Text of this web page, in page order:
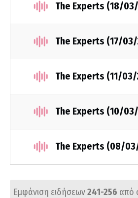
The Experts (18/
The Experts (17/
The Experts (11/
The Experts (10/
The Experts (08/
Εμφάνιση ειδήσεων241-256 από